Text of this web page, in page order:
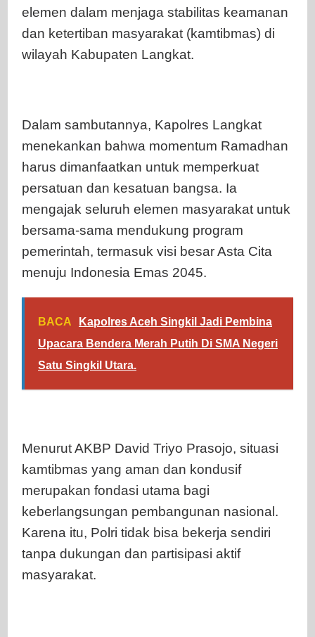
elemen dalam menjaga stabilitas keamanan
dan ketertiban masyarakat (kamtibmas) di
wilayah Kabupaten Langkat.
Dalam sambutannya, Kapolres Langkat
menekankan bahwa momentum Ramadhan
harus dimanfaatkan untuk memperkuat
persatuan dan kesatuan bangsa. Ia
mengajak seluruh elemen masyarakat untuk
bersama-sama mendukung program
pemerintah, termasuk visi besar Asta Cita
menuju Indonesia Emas 2045.
BACA
Kapolres Aceh Singkil Jadi Pembina
Upacara Bendera Merah Putih Di SMA Negeri
Satu Singkil Utara.
Menurut AKBP David Triyo Prasojo, situasi
kamtibmas yang aman dan kondusif
merupakan fondasi utama bagi
keberlangsungan pembangunan nasional.
Karena itu, Polri tidak bisa bekerja sendiri
tanpa dukungan dan partisipasi aktif
masyarakat.